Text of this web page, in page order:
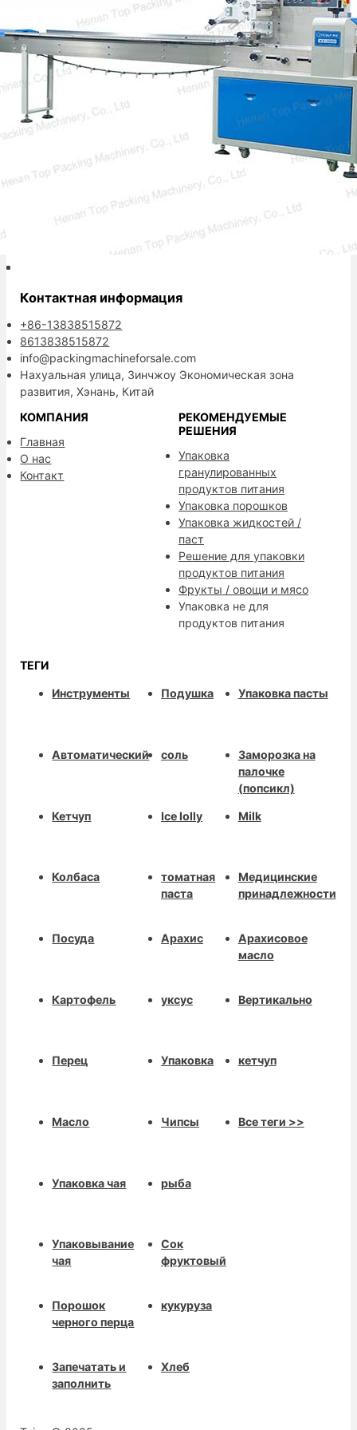
хлебобулочной промышленности. Она
также…
Ваш надежный партнер по упаковке.
Контактная информация
+86-13838515872
8613838515872
info@packingmachineforsale.com
Нахуальная улица, Зинчжоу Экономическая зона
развития, Хэнань, Китай
КОМПАНИЯ
Главная
О нас
Контакт
РЕКОМЕНДУЕМЫЕ
РЕШЕНИЯ
Упаковка
гранулированных
продуктов питания
Упаковка порошков
Упаковка жидкостей /
паст
Решение для упаковки
продуктов питания
Фрукты / овощи и мясо
Упаковка не для
продуктов питания
ТЕГИ
Инструменты
Автоматический
Кетчуп
Колбаса
Посуда
Картофель
Перец
Масло
Упаковка чая
Упаковывание
чая
Порошок
черного перца
Запечатать и
заполнить
Подушка
соль
Ice lolly
томатная
паста
Арахис
уксус
Упаковка
Чипсы
рыба
Сок
фруктовый
кукуруза
Хлеб
Упаковка пасты
Заморозка на
палочке
(попсикл)
Milk
Медицинские
принадлежности
Арахисовое
масло
Вертикально
кетчуп
Все теги >>